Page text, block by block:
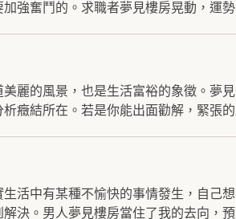
強奮鬥的。求職者夢見樓房晃動，運
麗的風景，也是生活富裕的象徵。夢
癥結所在。若是你能出面勸解，緊張
活中有某種不愉快的事情發生，自己
決。男人夢見樓房當住了我的去向，